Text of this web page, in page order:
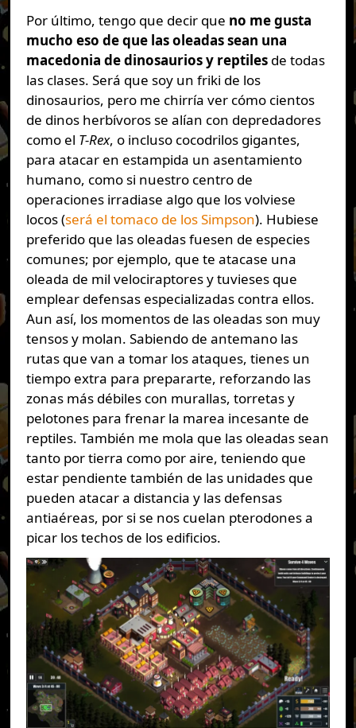
Por último, tengo que decir que no me gusta
mucho eso de que las oleadas sean una
macedonia de dinosaurios y reptilesde todas
las clases. Será que soy un friki de los
dinosaurios, pero me chirría ver cómo cientos
de dinos herbívoros se alían con depredadores
como el T-Rex, o incluso cocodrilos gigantes,
para atacar en estampida un asentamiento
humano, como si nuestro centro de
operaciones irradiase algo que los volviese
locos (será el tomaco de los Simpson). Hubiese
preferido que las oleadas fuesen de especies
comunes; por ejemplo, que te atacase una
oleada de mil velociraptores y tuvieses que
emplear defensas especializadas contra ellos.
Aun así, los momentos de las oleadas son muy
tensos y molan. Sabiendo de antemano las
rutas que van a tomar los ataques, tienes un
tiempo extra para prepararte, reforzando las
zonas más débiles con murallas, torretas y
pelotones para frenar la marea incesante de
reptiles. También me mola que las oleadas sean
tanto por tierra como por aire, teniendo que
estar pendiente también de las unidades que
pueden atacar a distancia y las defensas
antiaéreas, por si se nos cuelan pterodones a
picar los techos de los edificios.